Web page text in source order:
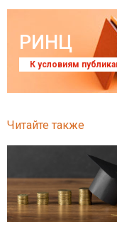
РИНЦ
К условиям
Читайте также